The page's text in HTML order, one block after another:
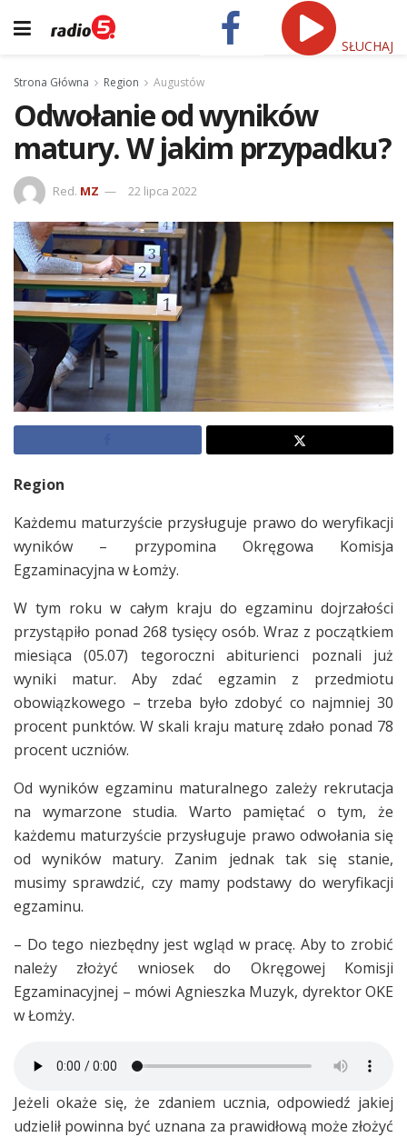
SŁUCHAJ
Strona Główna Region Augustów
Odwołanie od wyników
matury. W jakim przypadku?
Red. MZ 22 lipca 2022
Region
Każdemu maturzyście przysługuje prawo do weryfikacji
wyników – przypomina Okręgowa Komisja
Egzaminacyjna w Łomży.
W tym roku w całym kraju do egzaminu dojrzałości
przystąpiło ponad 268 tysięcy osób. Wraz z początkiem
miesiąca (05.07) tegoroczni abiturienci poznali już
wyniki matur. Aby zdać egzamin z przedmiotu
obowiązkowego – trzeba było zdobyć co najmniej 30
procent punktów. W skali kraju maturę zdało ponad 78
procent uczniów.
Od wyników egzaminu maturalnego zależy rekrutacja
na wymarzone studia. Warto pamiętać o tym, że
każdemu maturzyście przysługuje prawo odwołania się
od wyników matury. Zanim jednak tak się stanie,
musimy sprawdzić, czy mamy podstawy do weryfikacji
egzaminu.
– Do tego niezbędny jest wgląd w pracę. Aby to zrobić
należy złożyć wniosek do Okręgowej Komisji
Egzaminacyjnej – mówi Agnieszka Muzyk, dyrektor OKE
w Łomży.
Jeżeli okaże się, że zdaniem ucznia, odpowiedź jakiej
udzielił powinna być uznana za prawidłową może złożyć